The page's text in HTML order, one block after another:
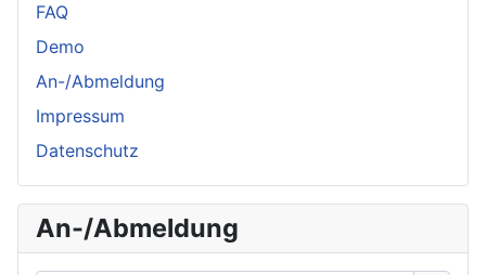
FAQ
Demo
An-/Abmeldung
Impressum
Datenschutz
An-/Abmeldung